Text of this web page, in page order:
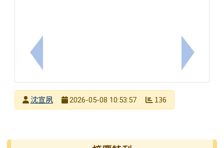
上一筆：本市國教輔導團英語團辦理「讓英語課更有溫
下一筆：
發布者
沈宣夙
2026-05-08 10:53:57 136